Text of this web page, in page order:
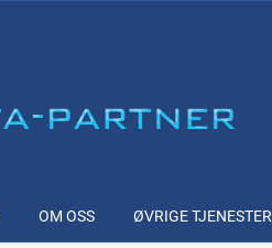
OM OSS ØVRIGE TJENESTER